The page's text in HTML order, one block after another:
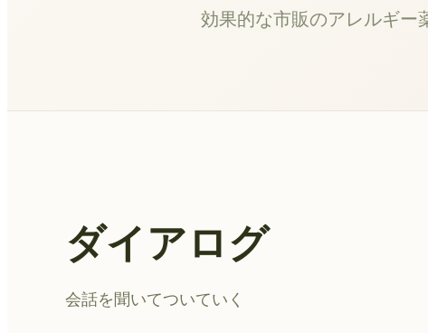
効果的な市販のアレルギー
ダイアログ
会話を聞いてついていく